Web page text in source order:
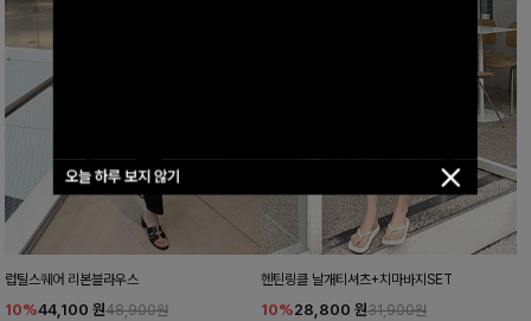
오늘 하루 보지 않기
럽틸스퀘어 리본블라우스
10%44,100 원48,900원
헨틴링클 날개티셔츠+치마바지SET
10%28,800 원31,900원